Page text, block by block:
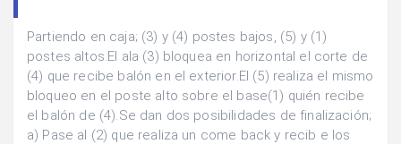
Partiendo en caja; (3) y (4) postes bajos, (5) y (1)
postes altos.El ala (3) bloquea en horizontal el corte de
(4) que recibe balón en el exterior.El (5) realiza el mismo
bloqueo en el poste alto sobre el base(1) quién recibe
el balón de (4).Se dan dos posibilidades de finalización;
a) Pase al (2) que realiza un come back y recib e los